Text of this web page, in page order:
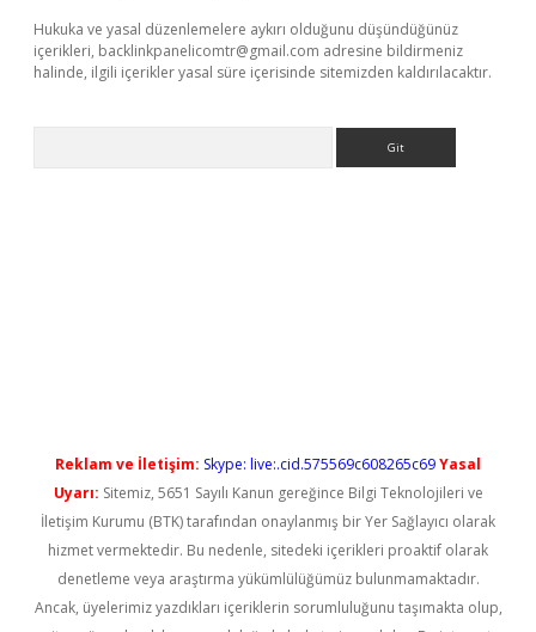
Hukuka ve yasal düzenlemelere aykırı olduğunu düşündüğünüz
içerikleri, backlinkpanelicomtr@gmail.com adresine bildirmeniz
halinde, ilgili içerikler yasal süre içerisinde sitemizden kaldırılacaktır.
Reklam ve İletişim: Skype: live:.cid.575569c608265c69Yasal
Uyarı: Sitemiz, 5651 Sayılı Kanun gereğince Bilgi Teknolojileri ve
İletişim Kurumu (BTK) tarafından onaylanmış bir Yer Sağlayıcı olarak
hizmet vermektedir. Bu nedenle, sitedeki içerikleri proaktif olarak
denetleme veya araştırma yükümlülüğümüz bulunmamaktadır.
Ancak, üyelerimiz yazdıkları içeriklerin sorumluluğunu taşımakta olup,